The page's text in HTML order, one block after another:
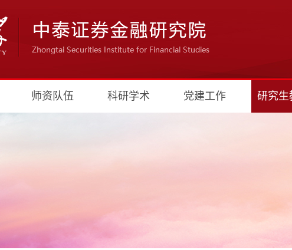
师资队伍 科研学术 党建工作 研究生